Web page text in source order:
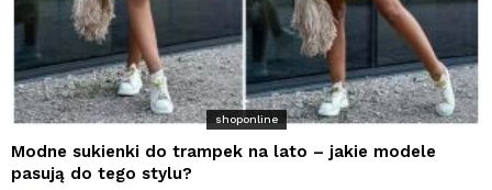
shoponline
Modne sukienki do trampek na lato – jakie modele
pasują do tego stylu?